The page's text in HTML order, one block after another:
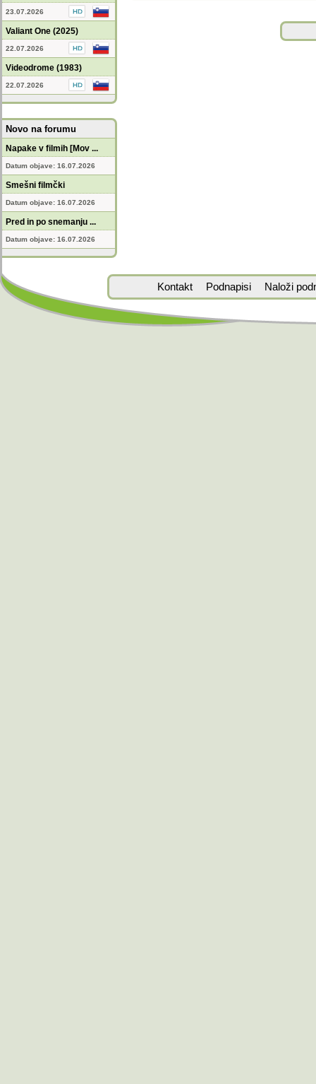
23.07.2026
Valiant One (2025)
22.07.2026
Videodrome (1983)
22.07.2026
Novo na forumu
Napake v filmih [Mov ...
Datum objave: 16.07.2026
Smešni filmčki
Datum objave: 16.07.2026
Pred in po snemanju ...
Datum objave: 16.07.2026
Kontakt Podnapisi Naloži